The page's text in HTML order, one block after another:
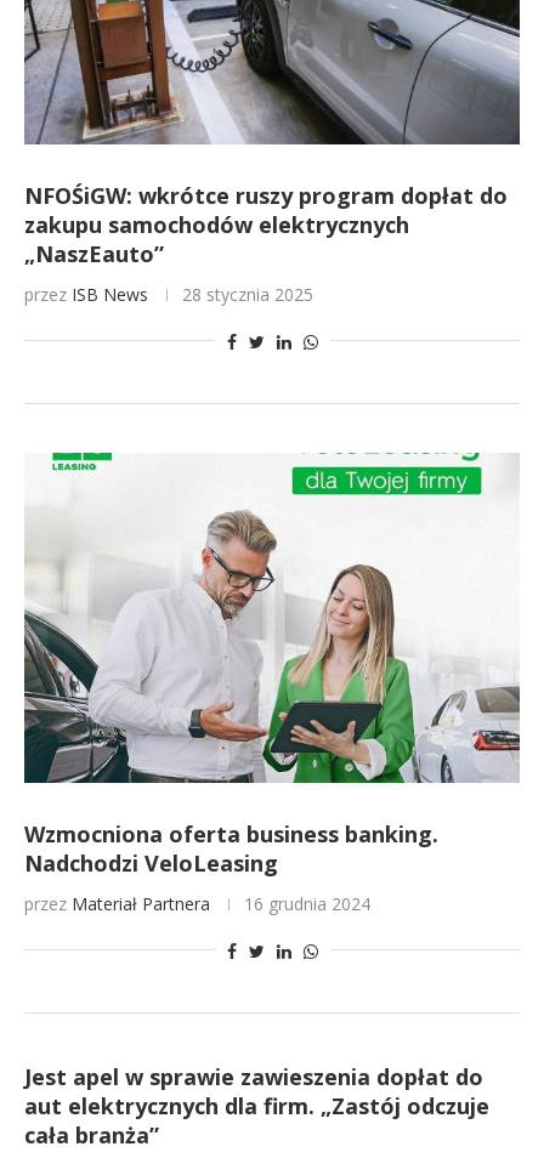
NFOŚiGW: wkrótce ruszy program dopłat do
zakupu samochodów elektrycznych
„NaszEauto”
przez ISB News 28 stycznia 2025
Wzmocniona oferta business banking.
Nadchodzi VeloLeasing
przez Materiał Partnera 16 grudnia 2024
Jest apel w sprawie zawieszenia dopłat do
aut elektrycznych dla firm. „Zastój odczuje
cała branża”